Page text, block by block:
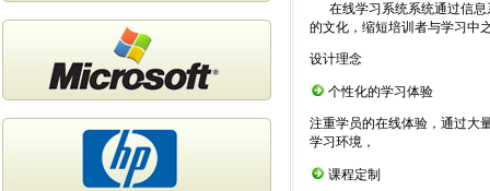
在线学习系统系统通过信
的文化，缩短培训者与学习中
设计理念
个性化的学习体验
注重学员的在线体验，通过大
学习环境，
课程定制